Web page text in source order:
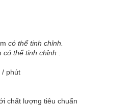
có thể tinh chỉnh.
có thể tinh chỉnh .
/ phút
chất lượng tiêu chuẩn